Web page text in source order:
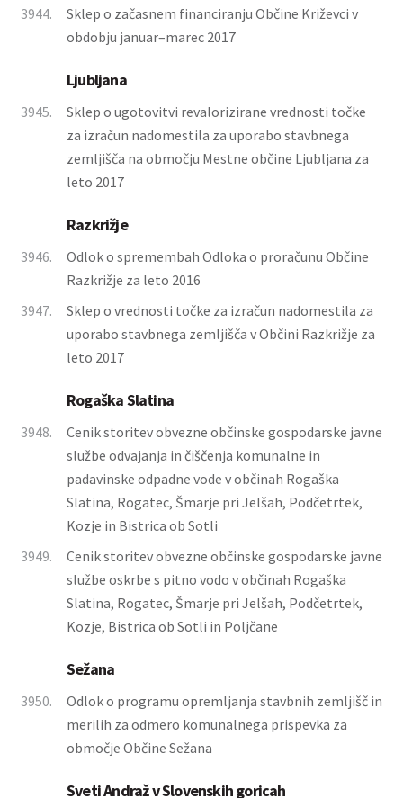
3944.
Sklep o začasnem financiranju Občine Križevci v
obdobju januar–marec 2017
Ljubljana
3945.
Sklep o ugotovitvi revalorizirane vrednosti točke
za izračun nadomestila za uporabo stavbnega
zemljišča na območju Mestne občine Ljubljana za
leto 2017
Razkrižje
3946.
Odlok o spremembah Odloka o proračunu Občine
Razkrižje za leto 2016
3947.
Sklep o vrednosti točke za izračun nadomestila za
uporabo stavbnega zemljišča v Občini Razkrižje za
leto 2017
Rogaška Slatina
3948.
Cenik storitev obvezne občinske gospodarske javne
službe odvajanja in čiščenja komunalne in
padavinske odpadne vode v občinah Rogaška
Slatina, Rogatec, Šmarje pri Jelšah, Podčetrtek,
Kozje in Bistrica ob Sotli
3949.
Cenik storitev obvezne občinske gospodarske javne
službe oskrbe s pitno vodo v občinah Rogaška
Slatina, Rogatec, Šmarje pri Jelšah, Podčetrtek,
Kozje, Bistrica ob Sotli in Poljčane
Sežana
3950.
Odlok o programu opremljanja stavbnih zemljišč in
merilih za odmero komunalnega prispevka za
območje Občine Sežana
Sveti Andraž v Slovenskih goricah